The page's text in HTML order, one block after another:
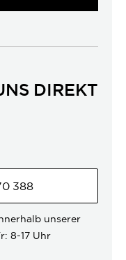
DIREKT
388
unserer
8-17 Uhr